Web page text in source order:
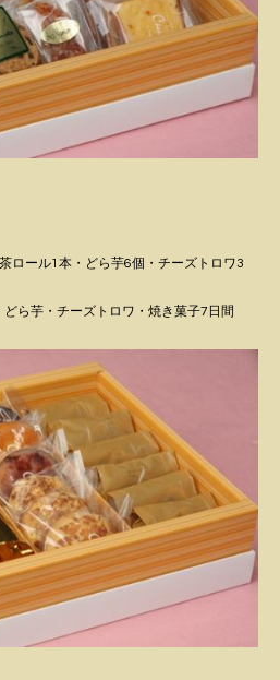
ール1本・どら芋6個・チーズトロワ3
ら芋・チーズトロワ・焼き菓子7日間